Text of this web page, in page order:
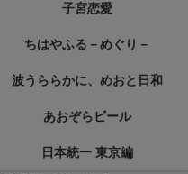
子宮恋愛
ちはやふる－めぐり－
波うららかに、めおと日和
あおぞらビール
日本統一 東京編